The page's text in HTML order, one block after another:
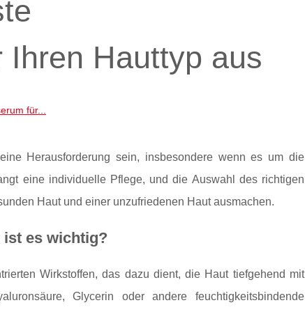
Hauttyp aus
für...
Herausforderung sein, insbesondere wenn es um die
eine individuelle Pflege, und die Auswahl des richtigen
Haut und einer unzufriedenen Haut ausmachen.
ist es wichtig?
Wirkstoffen, das dazu dient, die Haut tiefgehend mit
Glycerin oder andere feuchtigkeitsbindende